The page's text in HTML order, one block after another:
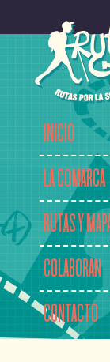
INICIO
LA COMARCA
RUTAS Y
COLABORAN
CONTACTO